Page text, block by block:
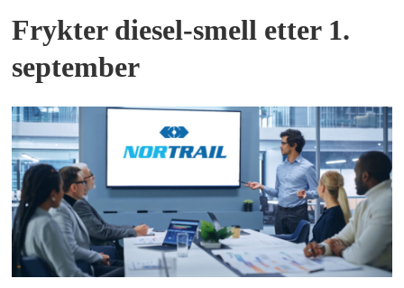
Frykter diesel-smell etter 1.
september